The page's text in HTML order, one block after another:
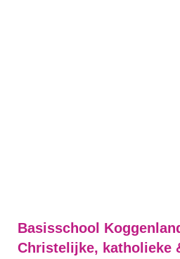
Basisschool
Christelijke, katholieke